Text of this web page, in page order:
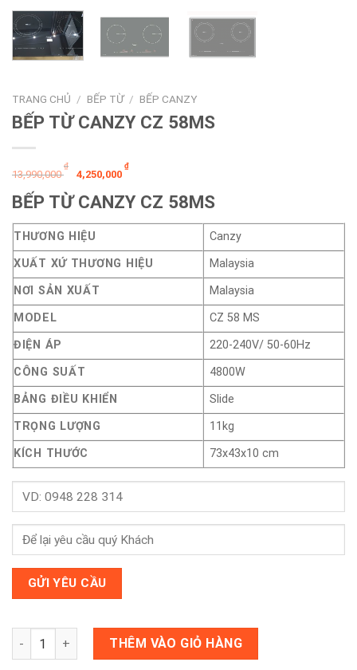
TRANG CHỦ / BẾP TỪ / BẾP CANZY
BẾP TỪ CANZY CZ 58MS
13,990,000
₫
Giá
gốc
là:
13,990,000 ₫.
4,250,000
₫Giá
hiện
tại
là:
4,250,000 ₫.
BẾP TỪ CANZY CZ 58MS
THƯƠNG HIỆU
Canzy
XUẤT XỨ THƯƠNG HIỆU
Malaysia
NƠI SẢN XUẤT
Malaysia
MODEL
CZ 58 MS
ĐIỆN ÁP
220-240V/ 50-60Hz
CÔNG SUẤT
4800W
BẢNG ĐIỀU KHIỂN
Slide
TRỌNG LƯỢNG
11kg
KÍCH THƯỚC
73x43x10 cm
BẾP TỪ CANZY CZ 58MS số lượng
THÊM VÀO GIỎ HÀNG